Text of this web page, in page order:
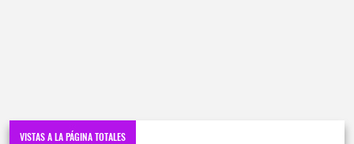
VISTAS A LA PÁGINA TOTALES